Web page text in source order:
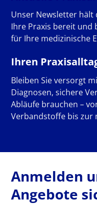
Unser Newsletter
Ihre Praxis bereit
für Ihre medizinische
Ihren
Bleiben Sie versorgt
Diagnosen, sichere
Abläufe brauchen –
Verbandstoffe bis zur
Anmelden
Angebote